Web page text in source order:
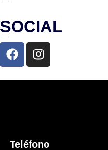
SOCIAL
Teléfono